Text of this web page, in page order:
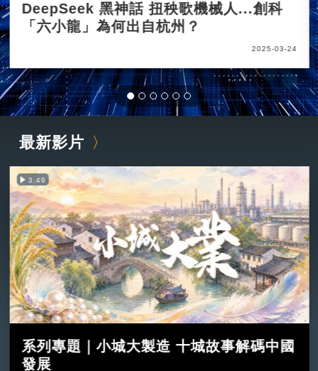
DeepSeek 黑神話 扭秧歌機械人...創科
「六小龍」為何出自杭州？
2025-03-24
最新影片
3:49
系列專題｜小城大製造 十城故事解碼中國
發展